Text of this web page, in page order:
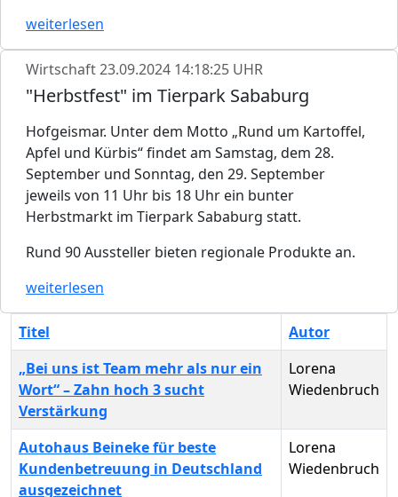
weiterlesen
Wirtschaft23.09.2024 14:18:25 UHR
"Herbstfest" im Tierpark Sababurg
Hofgeismar. Unter dem Motto „Rund um Kartoffel,
Apfel und Kürbis“ findet am Samstag, dem 28.
September und Sonntag, den 29. September
jeweils von 11 Uhr bis 18 Uhr ein bunter
Herbstmarkt im Tierpark Sababurg statt.
Rund 90 Aussteller bieten regionale Produkte an.
weiterlesen
Titel
Autor
„Bei uns ist Team mehr als nur ein
Wort“ – Zahn hoch 3 sucht
Verstärkung
Lorena
Wiedenbruch
Autohaus Beineke für beste
Kundenbetreuung in Deutschland
ausgezeichnet
Lorena
Wiedenbruch